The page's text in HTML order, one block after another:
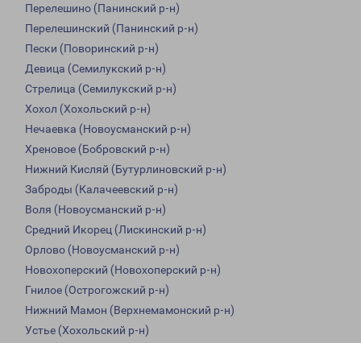
Перелешино (Панинский р-н)
Перелешинский (Панинский р-н)
Пески (Поворинский р-н)
Девица (Семилукский р-н)
Стрелица (Семилукский р-н)
Хохол (Хохольский р-н)
Нечаевка (Новоусманский р-н)
Хреновое (Бобровский р-н)
Нижний Кисляй (Бутурлиновский р-н)
Заброды (Калачеевский р-н)
Воля (Новоусманский р-н)
Средний Икорец (Лискинский р-н)
Орлово (Новоусманский р-н)
Новохоперский (Новохоперский р-н)
Гнилое (Острогожский р-н)
Нижний Мамон (Верхнемамонский р-н)
Устье (Хохольский р-н)